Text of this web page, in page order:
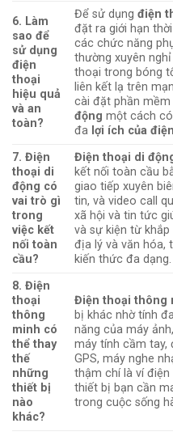
6. Làm
sao để
sử dụng
điện
thoại
hiệu quả
và an
toàn?
Để sử dụngđiện
đặt ra giới hạn
các chức năng
thường xuyên
thoại trong bóng
liên kết lạ trên
cài đặt phần
động một cách
đa lợi ích của
7. Điện
thoại di
động có
vai trò gì
trong
việc kết
nối toàn
cầu?
Điện thoại di
kết nối toàn cầu
giao tiếp xuyên
tin, và video call
xã hội và tin tức
và sự kiện từ
địa lý và văn hóa,
kiến thức đa dạng.
8. Điện
thoại
thông
minh có
thể thay
thế
những
thiết bị
nào
khác?
Điện thoại thông
bị khác nhờ tính
năng của máy
máy tính cầm tay,
GPS, máy nghe
thậm chí là ví
thiết bị bạn cần
trong cuộc sống